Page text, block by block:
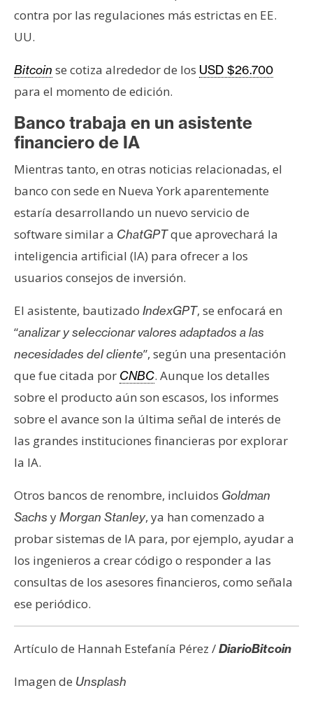
contra por las regulaciones más estrictas en EE.
UU.
Bitcoin se cotiza alrededor de los USD $26.700
para el momento de edición.
Banco trabaja en un asistente
financiero de IA
Mientras tanto, en otras noticias relacionadas, el
banco con sede en Nueva York aparentemente
estaría desarrollando un nuevo servicio de
software similar a ChatGPTque aprovechará la
inteligencia artificial (IA) para ofrecer a los
usuarios consejos de inversión.
El asistente, bautizado IndexGPT, se enfocará en
“analizar y seleccionar valores adaptados a las
necesidades del cliente”, según una presentación
que fue citada por CNBC. Aunque los detalles
sobre el producto aún son escasos, los informes
sobre el avance son la última señal de interés de
las grandes instituciones financieras por explorar
la IA.
Otros bancos de renombre, incluidos Goldman
Sachs yMorgan Stanley, ya han comenzado a
probar sistemas de IA para, por ejemplo, ayudar a
los ingenieros a crear código o responder a las
consultas de los asesores financieros, como señala
ese periódico.
Artículo de Hannah Estefanía Pérez /DiarioBitcoin
Imagen de Unsplash